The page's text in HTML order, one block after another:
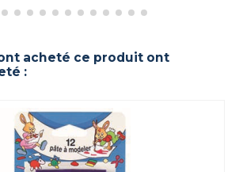
acheté ce produit ont
: